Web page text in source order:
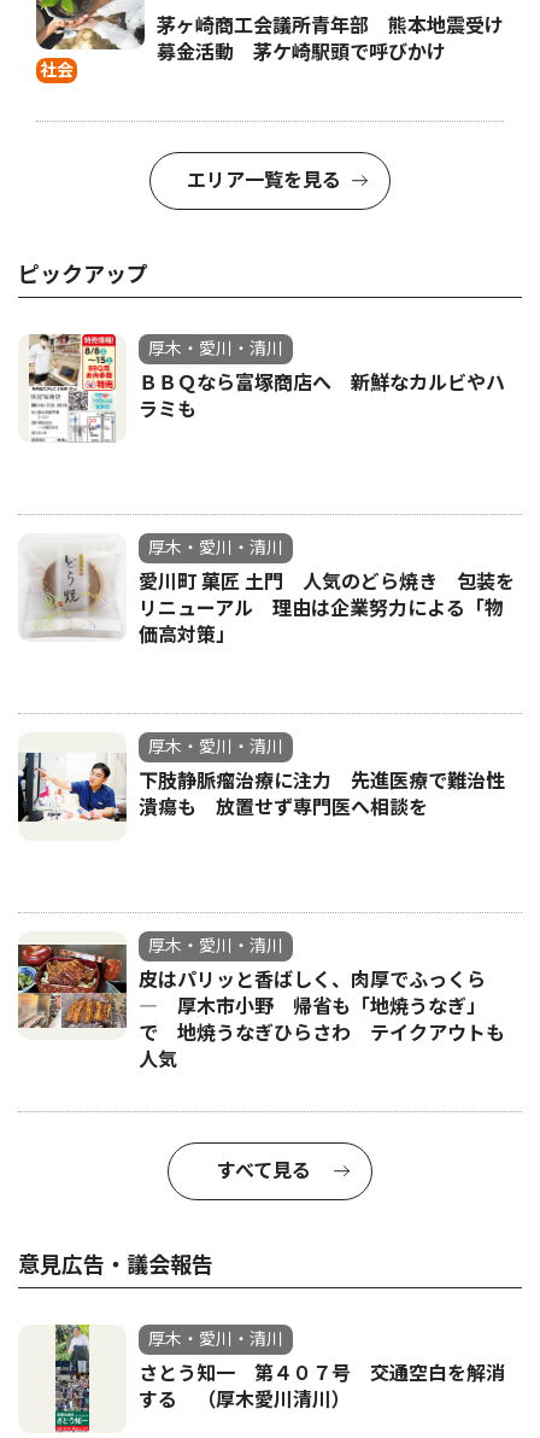
社会
茅ヶ崎商工会議所青年部 熊本地震受け
募金活動 茅ケ崎駅頭で呼びかけ
エリア一覧を見る
ピックアップ
厚木・愛川・清川
ＢＢＱなら富塚商店へ 新鮮なカルビやハ
ラミも
厚木・愛川・清川
愛川町 菓匠 土門 人気のどら焼き 包装を
リニューアル 理由は企業努力による「物
価高対策」
厚木・愛川・清川
下肢静脈瘤治療に注力 先進医療で難治性
潰瘍も 放置せず専門医へ相談を
厚木・愛川・清川
皮はパリッと香ばしく、肉厚でふっくら
― 厚木市小野 帰省も「地焼うなぎ」
で 地焼うなぎひらさわ テイクアウトも
人気
すべて見る
意見広告・議会報告
厚木・愛川・清川
さとう知一 第４０７号 交通空白を解消
する （厚木愛川清川）